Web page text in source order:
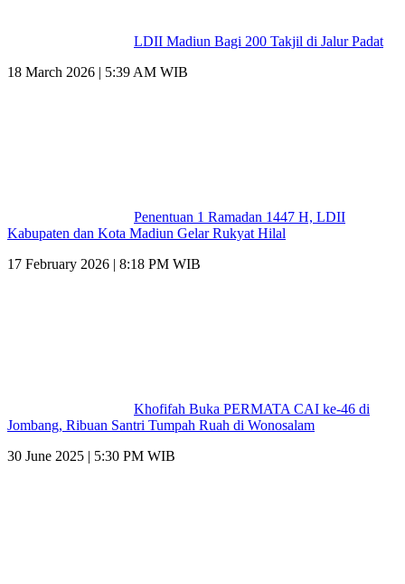
LDII Madiun Bagi 200 Takjil di Jalur Padat
18 March 2026 | 5:39 AM WIB
Penentuan 1 Ramadan 1447 H, LDII
Kabupaten dan Kota Madiun Gelar Rukyat Hilal
17 February 2026 | 8:18 PM WIB
Khofifah Buka PERMATA CAI ke-46 di
Jombang, Ribuan Santri Tumpah Ruah di Wonosalam
30 June 2025 | 5:30 PM WIB